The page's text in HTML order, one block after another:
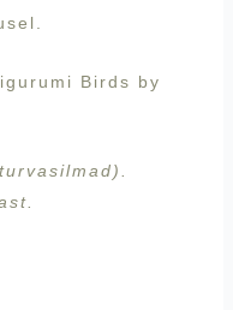
Birds by